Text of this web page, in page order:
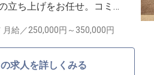
しいおもてなしを追求し
立ち上げをお任せ。コミ
・賞与があるので頑張り
ですぐ働けます。※この
月給／250,000円～ 350,000円
求人を詳しくみる